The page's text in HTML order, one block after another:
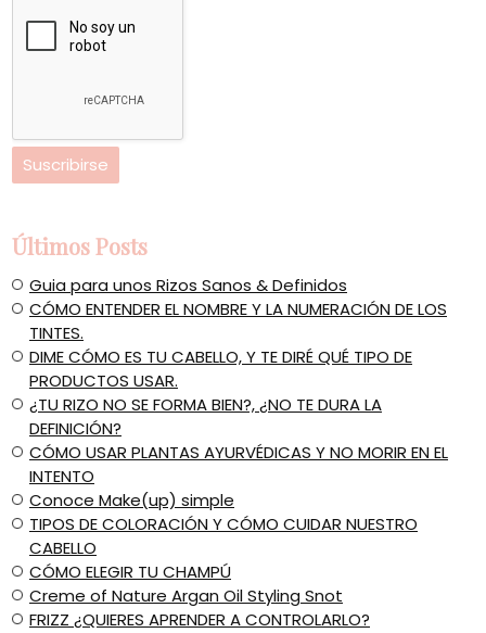
Últimos Posts
Guia para unos Rizos Sanos & Definidos
CÓMO ENTENDER EL NOMBRE Y LA NUMERACIÓN DE LOS
TINTES.
​DIME CÓMO ES TU CABELLO, Y TE DIRÉ QUÉ TIPO DE
PRODUCTOS USAR.
¿TU RIZO NO SE FORMA BIEN?, ¿NO TE DURA LA
DEFINICIÓN?
​CÓMO USAR PLANTAS AYURVÉDICAS Y NO MORIR EN EL
INTENTO
Conoce Make(up) simple
​TIPOS DE COLORACIÓN Y CÓMO CUIDAR NUESTRO
CABELLO
CÓMO ELEGIR TU CHAMPÚ
Creme of Nature Argan Oil Styling Snot
​FRIZZ ¿QUIERES APRENDER A CONTROLARLO?